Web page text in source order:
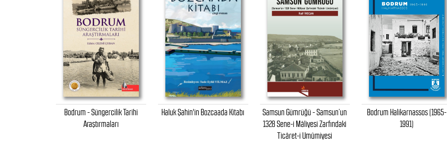
Bodrum - Süngercilik Tarihi
Araştırmaları
Haluk Şahin'in Bozcaada Kitabı
Samsun Gümrüğü - Samsun’un
1328 Sene-i Mâliyesi Zarfındaki
Ticâret-i Umûmiyesi
Bodrum Halikarnassos (1965-
1991)